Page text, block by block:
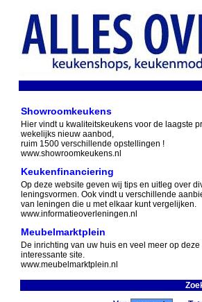
Showroomkeukens
Hier vindt u kwaliteitskeukens voor de laagste
wekelijks nieuw aanbod,
ruim 1500 verschillende opstellingen !
www.showroomkeukens.nl
Keukenfinanciering
Op deze website geven wij tips en uitleg over
leningsvormen. Ook vindt u verschillende
van leningen die u met elkaar kunt vergelijken.
www.informatieoverleningen.nl
Meubelmarktplein
De inrichting van uw huis en veel meer op deze
interessante site.
www.meubelmarktplein.nl